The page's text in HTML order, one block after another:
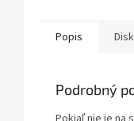
Popis
Podrobný